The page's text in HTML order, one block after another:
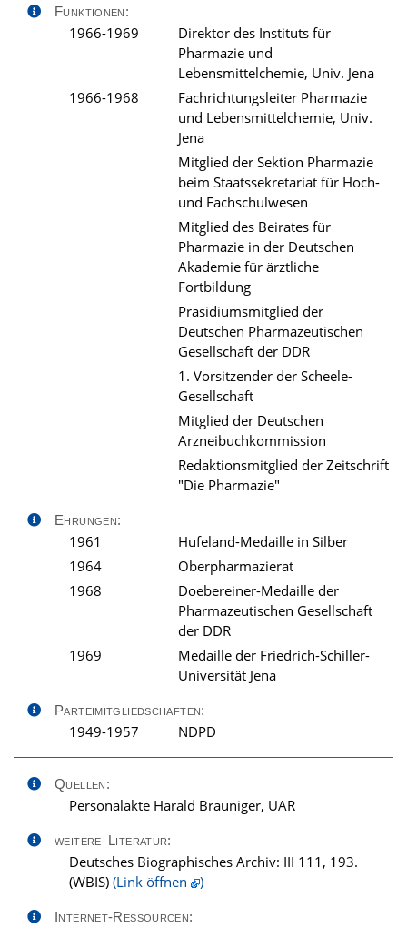
Funktionen:
1966-1969
Direktor des Instituts für
Pharmazie und
Lebensmittelchemie, Univ. Jena
1966-1968
Fachrichtungsleiter Pharmazie
und Lebensmittelchemie, Univ.
Jena
Mitglied der Sektion Pharmazie
beim Staatssekretariat für Hoch-
und Fachschulwesen
Mitglied des Beirates für
Pharmazie in der Deutschen
Akademie für ärztliche
Fortbildung
Präsidiumsmitglied der
Deutschen Pharmazeutischen
Gesellschaft der DDR
1. Vorsitzender der Scheele-
Gesellschaft
Mitglied der Deutschen
Arzneibuchkommission
Redaktionsmitglied der Zeitschrift
"Die Pharmazie"
Ehrungen:
1961
Hufeland-Medaille in Silber
1964
Oberpharmazierat
1968
Doebereiner-Medaille der
Pharmazeutischen Gesellschaft
der DDR
1969
Medaille der Friedrich-Schiller-
Universität Jena
Parteimitgliedschaften:
1949-1957 NDPD
Quellen:
Personalakte Harald Bräuniger, UAR
weitere Literatur:
Deutsches Biographisches Archiv: III 111, 193.
(WBIS) (Link öffnen )
Internet-Ressourcen: